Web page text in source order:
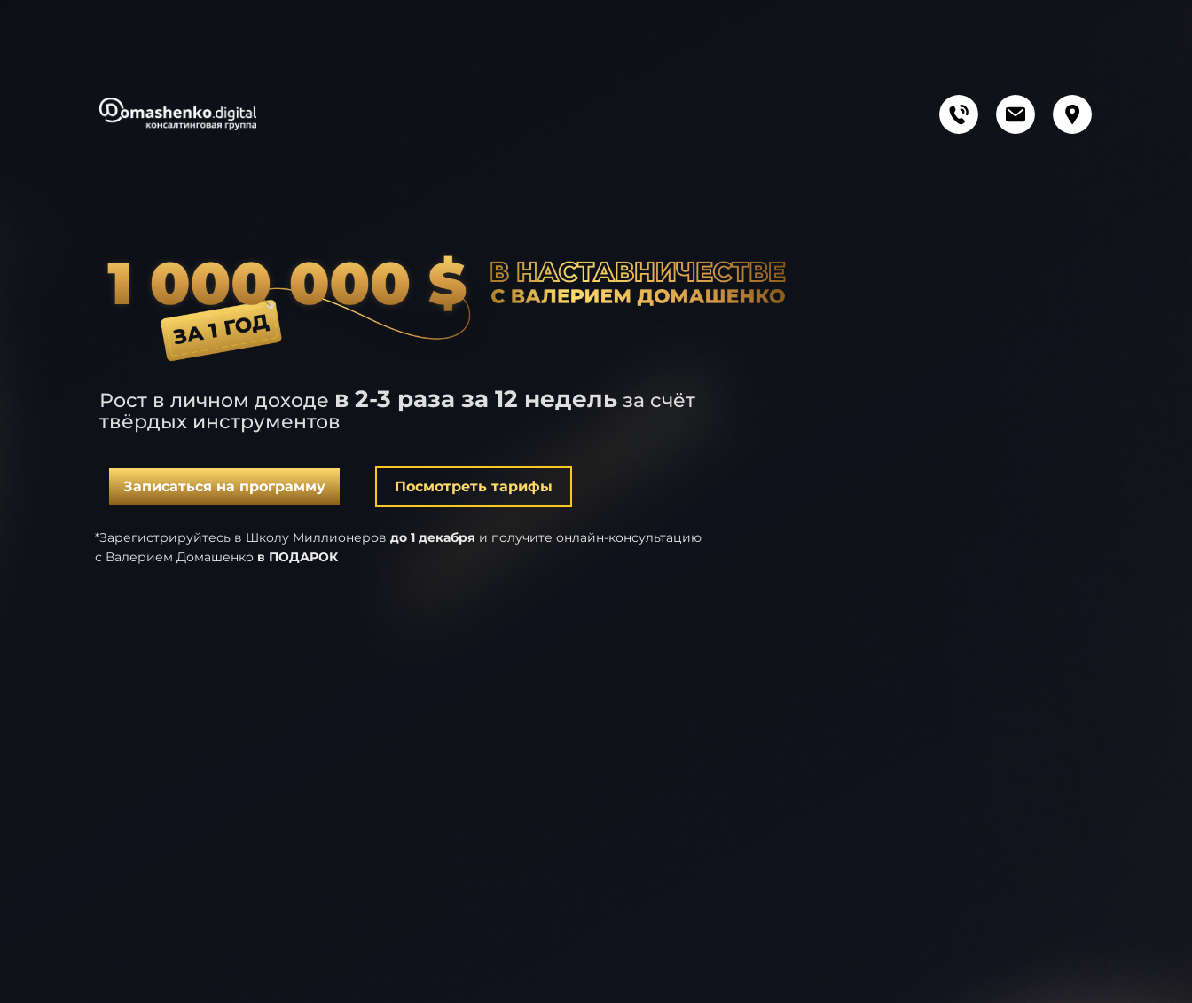
Рост в личном доходе в 2-3 раза за 12 недель за счёт
твёрдых инструментов
Записаться на программу Посмотреть тарифы
*Зарегистрируйтесь в Школу Миллионеров до 1 декабря и получите онлайн-консультацию
с Валерием Домашенко в ПОДАРОК